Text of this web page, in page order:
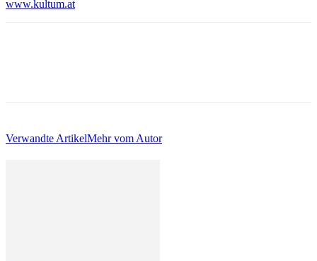
www.kultum.at
Verwandte ArtikelMehr vom Autor